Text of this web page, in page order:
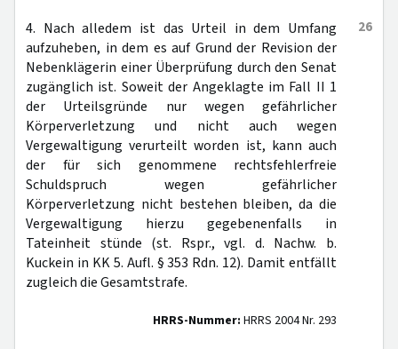
26
4. Nach alledem ist das Urteil in dem Umfang
aufzuheben, in dem es auf Grund der Revision der
Nebenklägerin einer Überprüfung durch den Senat
zugänglich ist. Soweit der Angeklagte im Fall II 1
der Urteilsgründe nur wegen gefährlicher
Körperverletzung und nicht auch wegen
Vergewaltigung verurteilt worden ist, kann auch
der für sich genommene rechtsfehlerfreie
Schuldspruch wegen gefährlicher
Körperverletzung nicht bestehen bleiben, da die
Vergewaltigung hierzu gegebenenfalls in
Tateinheit stünde (st. Rspr., vgl. d. Nachw. b.
Kuckein in KK 5. Aufl. § 353 Rdn. 12). Damit entfällt
zugleich die Gesamtstrafe.
HRRS-Nummer: HRRS 2004 Nr. 293